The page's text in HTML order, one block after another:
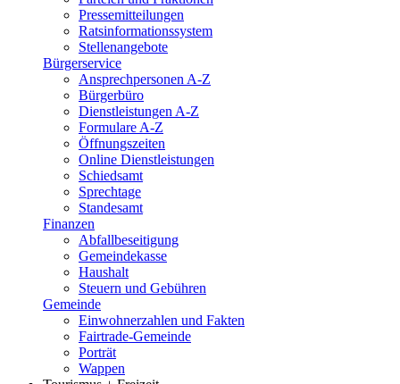
Pressemitteilungen
Ratsinformationssystem
Stellenangebote
Bürgerservice
Ansprechpersonen A-Z
Bürgerbüro
Dienstleistungen A-Z
Formulare A-Z
Öffnungszeiten
Online Dienstleistungen
Schiedsamt
Sprechtage
Standesamt
Finanzen
Abfallbeseitigung
Gemeindekasse
Haushalt
Steuern und Gebühren
Gemeinde
Einwohnerzahlen und Fakten
Fairtrade-Gemeinde
Porträt
Wappen